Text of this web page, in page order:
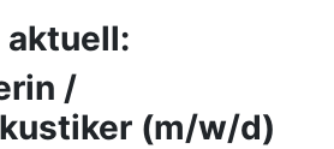
aktuell:
/
(m/w/d)